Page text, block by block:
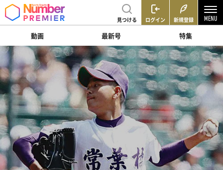
見つける ログイン 新規登録
動画 最新号 特集